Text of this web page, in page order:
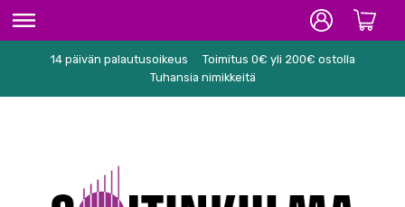
ETUSIVU
KARAOKE
14 päivän palautusoikeus
Toimitus 0€ yli 200€ ostolla
Tuhansia nimikkeitä
navigointiin
sisältöön